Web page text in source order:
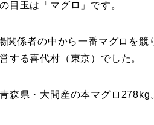
目玉は「マグロ」です。
関係者の中から一番マグロを競
する喜代村（東京）でした。
森県・大間産の本マグロ278kg